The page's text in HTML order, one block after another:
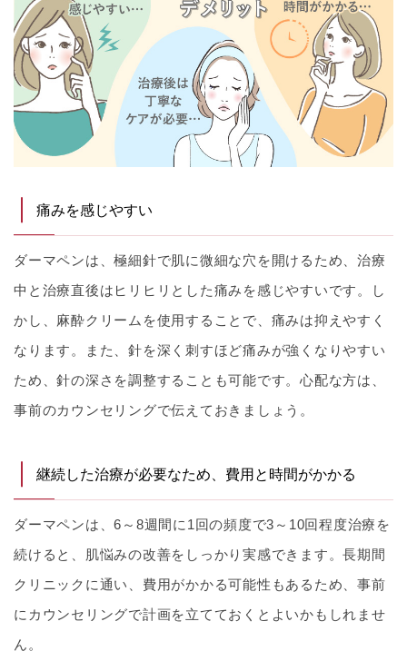
痛みを感じやすい
ダーマペンは、極細針で肌に微細な穴を開けるため、治療
中と治療直後はヒリヒリとした痛みを感じやすいです。し
かし、麻酔クリームを使用することで、痛みは抑えやすく
なります。また、針を深く刺すほど痛みが強くなりやすい
ため、針の深さを調整することも可能です。心配な方は、
事前のカウンセリングで伝えておきましょう。
継続した治療が必要なため、費用と時間がかかる
ダーマペンは、6～8週間に1回の頻度で3～10回程度治療を
続けると、肌悩みの改善をしっかり実感できます。長期間
クリニックに通い、費用がかかる可能性もあるため、事前
にカウンセリングで計画を立てておくとよいかもしれませ
ん。